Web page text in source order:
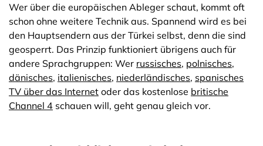
Wer über die europäischen Ableger schaut, kommt oft
schon ohne weitere Technik aus. Spannend wird es bei
den Hauptsendern aus der Türkei selbst, denn die sind
geosperrt. Das Prinzip funktioniert übrigens auch für
andere Sprachgruppen: Wer russisches, polnisches,
dänisches, italienisches, niederländisches, spanisches
TV über das Internet oder das kostenlose britische
Channel 4 schauen will, geht genau gleich vor.